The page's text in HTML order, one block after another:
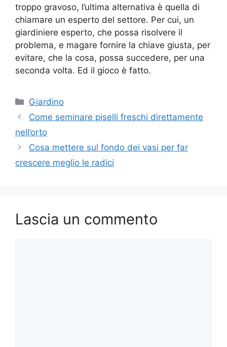
troppo gravoso, l’ultima alternativa è quella di
chiamare un esperto del settore. Per cui, un
giardiniere esperto, che possa risolvere il
problema, e magare fornire la chiave giusta, per
evitare, che la cosa, possa succedere, per una
seconda volta. Ed il gioco è fatto.
Categorie
Giardino
Come seminare piselli freschi direttamente
nell’orto
Cosa mettere sul fondo dei vasi per far
crescere meglio le radici
Lascia un commento